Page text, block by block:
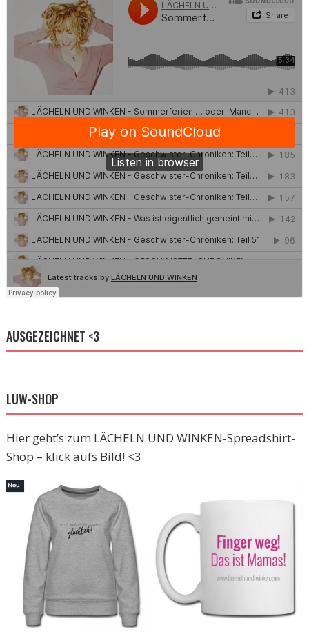
AUSGEZEICHNET <3
LUW-SHOP
Hier geht’s zum LÄCHELN UND WINKEN-Spreadshirt-
Shop – klick aufs Bild! <3